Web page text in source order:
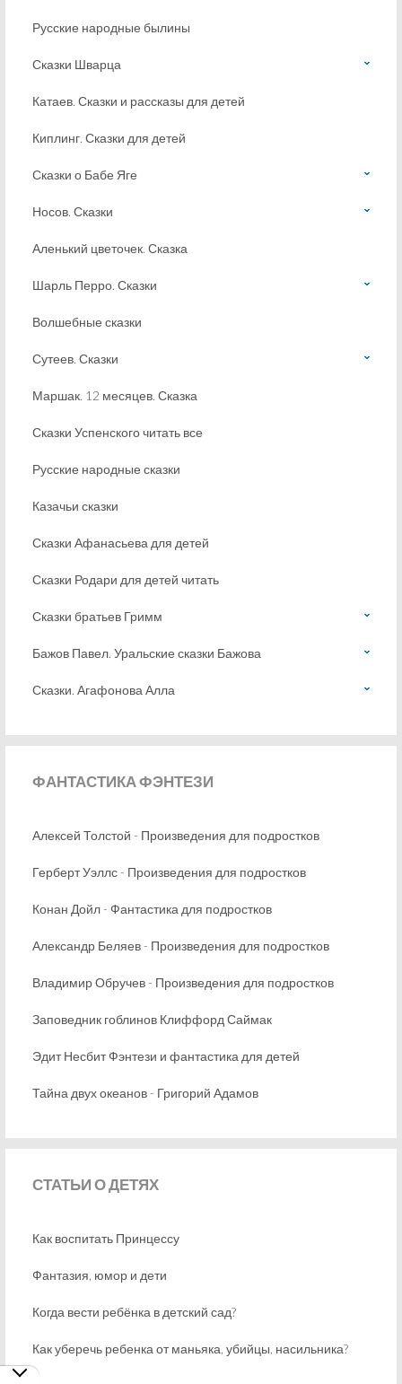
Русские народные былины
Сказки Шварца
Катаев. Сказки и рассказы для детей
Киплинг. Сказки для детей
Сказки о Бабе Яге
Носов. Сказки
Аленький цветочек. Сказка
Шарль Перро. Сказки
Волшебные сказки
Сутеев. Сказки
Маршак. 12 месяцев. Сказка
Сказки Успенского читать все
Русские народные сказки
Казачьи сказки
Сказки Афанасьева для детей
Сказки Родари для детей читать
Сказки братьев Гримм
Бажов Павел. Уральские сказки Бажова
Сказки. Агафонова Алла
ФАНТАСТИКАФЭНТЕЗИ
Алексей Толстой - Произведения для подростков
Герберт Уэллс - Произведения для подростков
Конан Дойл - Фантастика для подростков
Александр Беляев - Произведения для подростков
Владимир Обручев - Произведения для подростков
Заповедник гоблинов Клиффорд Саймак
Эдит Несбит Фэнтези и фантастика для детей
Тайна двух океанов - Григорий Адамов
СТАТЬИО ДЕТЯХ
Как воспитать Принцессу
Фантазия, юмор и дети
Когда вести ребёнка в детский сад?
Как уберечь ребенка от маньяка, убийцы, насильника?